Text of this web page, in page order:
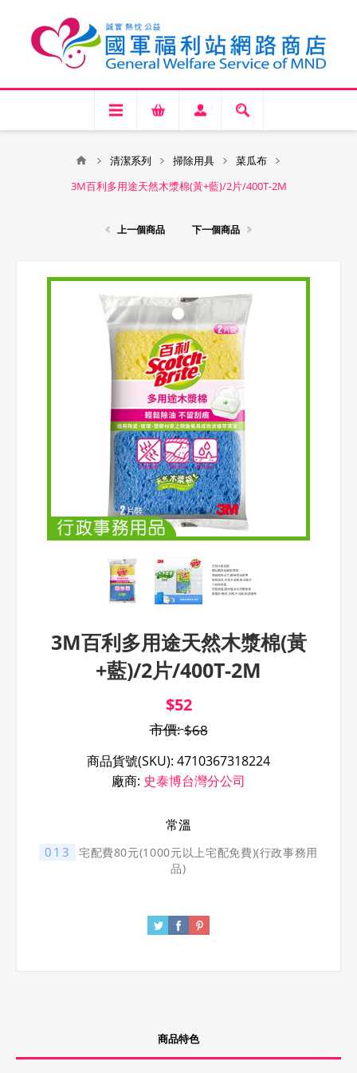
清潔系列 掃除用具
菜瓜布
3M百利多用途天然木漿棉(黃+藍)/2片/400T-2M
上一個商品 下一個商品
3M百利多用途天然木漿棉(黃
+藍)/2片/400T-2M
$52
市價:$68
商品貨號(SKU): 4710367318224
廠商: 史泰博台灣分公司
常溫
013
宅配費80元(1000元以上宅配免費)(行政事務用
品)
商品特色